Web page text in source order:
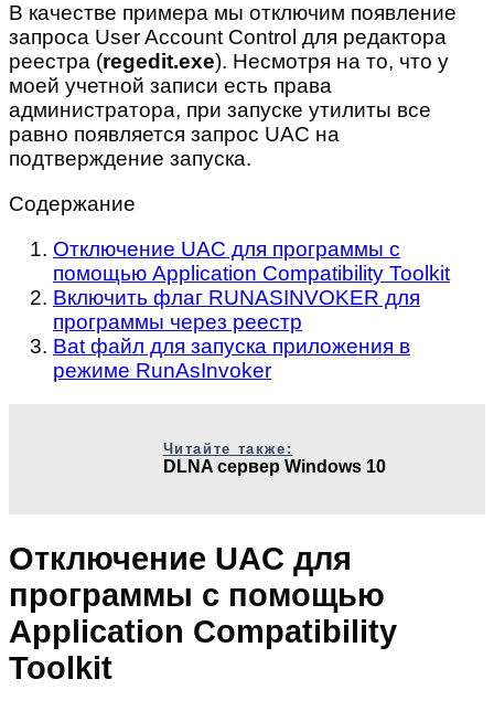
В качестве примера мы отключим появление
запроса User Account Control для редактора
реестра (regedit.exe). Несмотря на то, что у
моей учетной записи есть права
администратора, при запуске утилиты все
равно появляется запрос UAC на
подтверждение запуска.
Содержание
Отключение UAC для программы с
помощью Application Compatibility Toolkit
Включить флаг RUNASINVOKER для
программы через реестр
Bat файл для запуска приложения в
режиме RunAsInvoker
Читайте также:
DLNA сервер Windows 10
Отключение UAC для
программы с помощью
Application Compatibility
Toolkit